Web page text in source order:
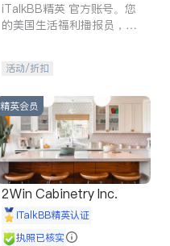
iTalkBB精英 官方账号。您
的美国生活福利播报员，精
专属福利。
活动/折扣
精英会员
2Win Cabinetry Inc.
iTalkBB精英认证
执照已核实